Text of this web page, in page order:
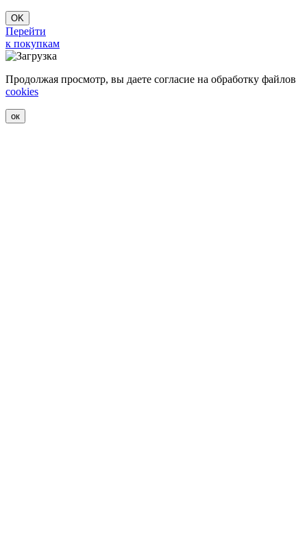
OK
Перейти
к покупкам
Продолжая просмотр, вы даете согласие на обработку файлов
cookies
ок